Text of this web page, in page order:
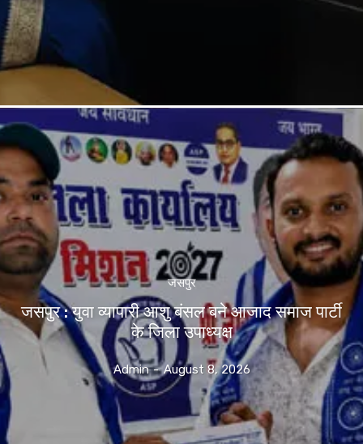
जसपुर
जसपुर : युवा व्यापारी आशु बंसल बने आजाद समाज पार्टी
के जिला उपाध्यक्ष
Admin - August 8, 2026